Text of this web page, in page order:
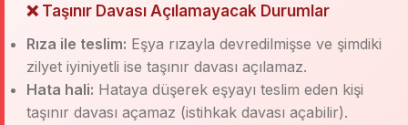
❌ Taşınır Davası Açılamayacak Durumlar
Rıza ile teslim: Eşya rızayla devredilmişse ve şimdiki
zilyet iyiniyetli ise taşınır davası açılamaz.
Hata hali: Hataya düşerek eşyayı teslim eden kişi
taşınır davası açamaz (istihkak davası açabilir).